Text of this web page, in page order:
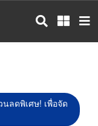
ลดพิเศษ! เพื่อจัด